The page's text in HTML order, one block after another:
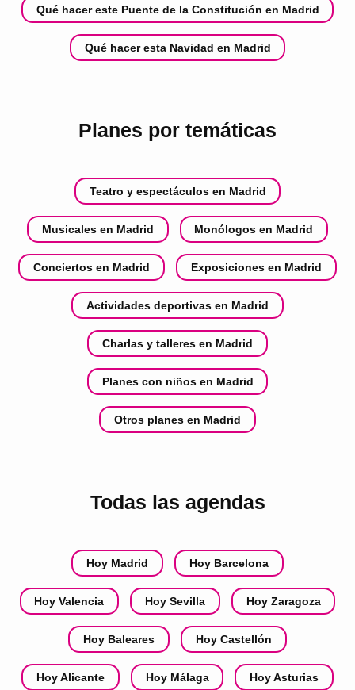
Qué hacer este Puente de la Constitución en Madrid
Qué hacer esta Navidad en Madrid
Planes por temáticas
Teatro y espectáculos en Madrid
Musicales en Madrid Monólogos en Madrid
Conciertos en Madrid Exposiciones en Madrid
Actividades deportivas en Madrid
Charlas y talleres en Madrid
Planes con niños en Madrid
Otros planes en Madrid
Todas las agendas
Hoy Madrid Hoy Barcelona
Hoy Valencia Hoy Sevilla Hoy Zaragoza
Hoy Baleares Hoy Castellón
Hoy Alicante Hoy Málaga Hoy Asturias